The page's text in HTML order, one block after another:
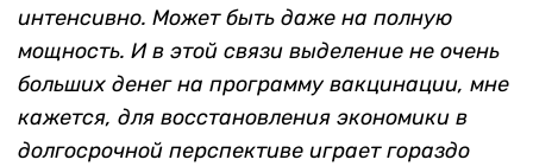
интенсивно. Может быть даже на полную
мощность. И в этой связи выделение не очень
больших денег на программу вакцинации, мне
кажется, для восстановления экономики в
долгосрочной перспективе играет гораздо